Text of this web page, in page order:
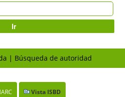
Ir
Búsqueda de autoridad
Vista ISBD